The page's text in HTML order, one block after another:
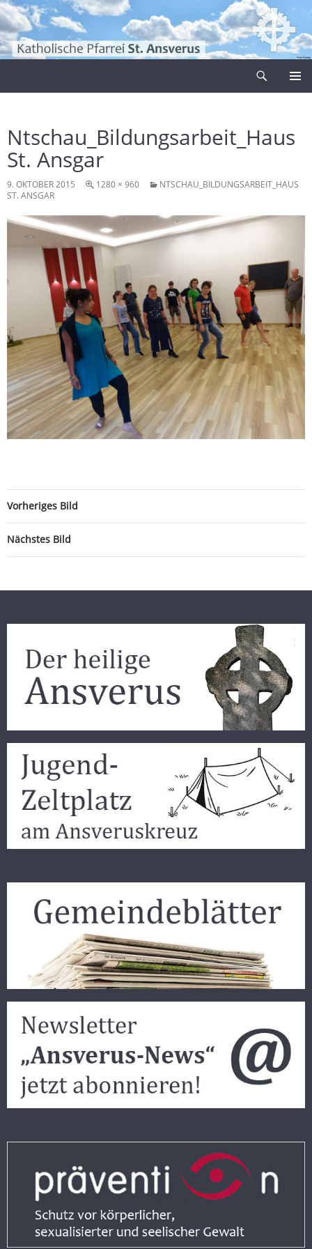
Zum
Inhalt
springen
Ntschau_Bildungsarbeit_Haus
St. Ansgar
9. OKTOBER 2015 1280 × 960
NTSCHAU_BILDUNGSARBEIT_HAUS
ST. ANSGAR
Vorheriges Bild
Nächstes Bild